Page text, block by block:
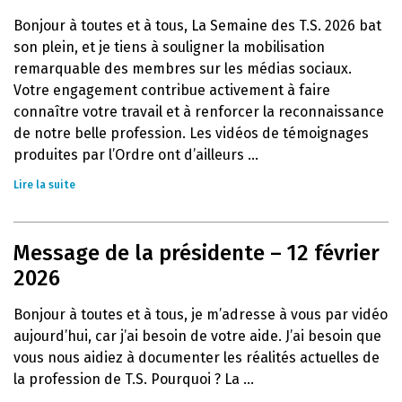
Bonjour à toutes et à tous, La Semaine des T.S. 2026 bat
son plein, et je tiens à souligner la mobilisation
remarquable des membres sur les médias sociaux.
Votre engagement contribue activement à faire
connaître votre travail et à renforcer la reconnaissance
de notre belle profession. Les vidéos de témoignages
produites par l’Ordre ont d’ailleurs ...
Lire la suite
Message de la présidente – 12 février
2026
Bonjour à toutes et à tous, je m’adresse à vous par vidéo
aujourd’hui, car j’ai besoin de votre aide. J’ai besoin que
vous nous aidiez à documenter les réalités actuelles de
la profession de T.S. Pourquoi ? La ...